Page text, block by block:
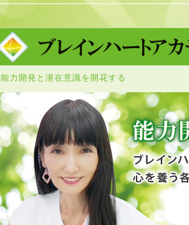
能力開発と潜在意識を開花する